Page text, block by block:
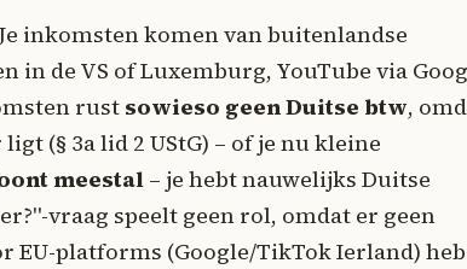
inkomsten komen van buitenlandse
de VS of Luxemburg, YouTube via
rust sowieso geen Duitse btw,
(§ 3a lid 2 UStG) – of je nu kleine
meestal – je hebt nauwelijks Duitse
vraag speelt geen rol, omdat er geen
EU-platforms (Google/TikTok Ierland)